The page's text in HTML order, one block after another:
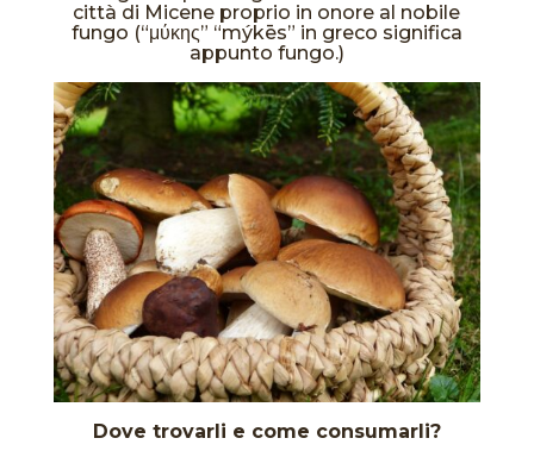
città di Micene proprio in onore al nobile
fungo (“μύκης” “mýkēs” in greco significa
appunto fungo.)
Dove trovarli e come consumarli?